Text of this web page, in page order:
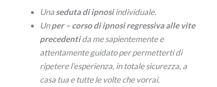
Unaseduta di ipnosiindividuale.
Unper –corso di ipnosi regressiva alle vite
precedentida me sapientemente e
attentamente guidato per permetterti di
ripetere l’esperienza, in totale sicurezza, a
casa tua e tutte le volte che vorrai.